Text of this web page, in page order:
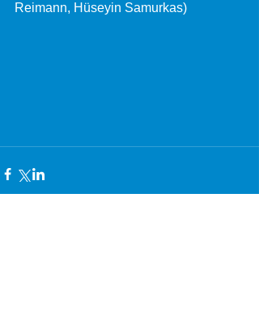
Reimann, Hüseyin Samurkas)